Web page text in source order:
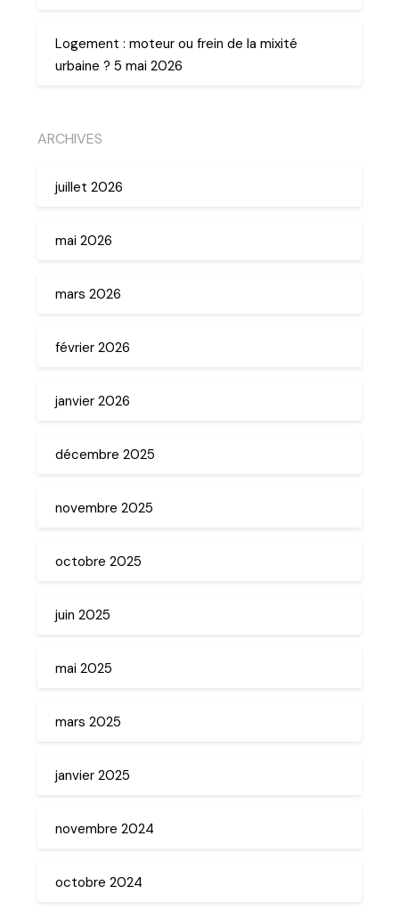
Logement : moteur ou frein de la mixité
urbaine ? 5 mai 2026
ARCHIVES
juillet 2026
mai 2026
mars 2026
février 2026
janvier 2026
décembre 2025
novembre 2025
octobre 2025
juin 2025
mai 2025
mars 2025
janvier 2025
novembre 2024
octobre 2024